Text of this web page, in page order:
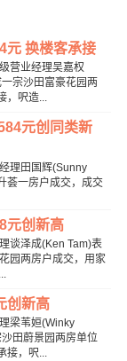
元 换楼客承接
营业经理吴嘉权
宗沙田富豪花园两
，呎造...
元创同类新
理田国辉(Sunny
荟一房户成交，成交
元创新高
谈泽成(Ken Tam)表
园两房户成交，用家
创新高
梁苇姮(Winky
田蔚景园两房单位
接，呎...